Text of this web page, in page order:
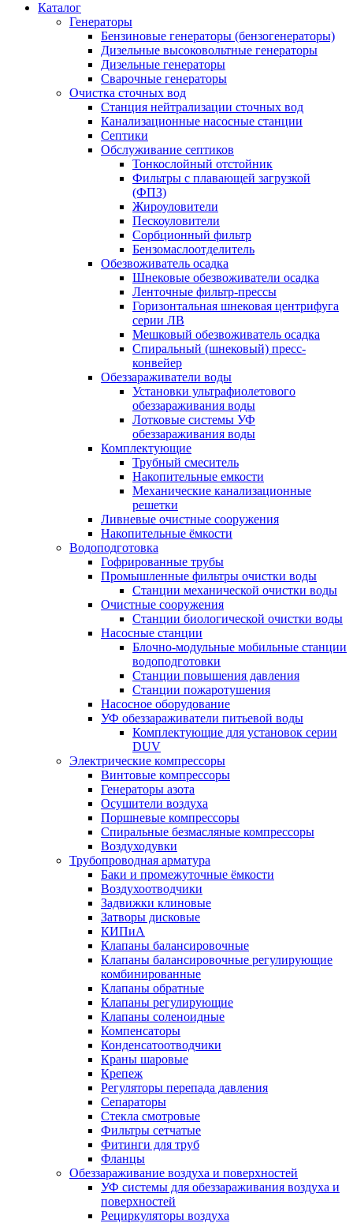
Каталог
Генераторы
Бензиновые генераторы (бензогенераторы)
Дизельные высоковольтные генераторы
Дизельные генераторы
Сварочные генераторы
Очистка сточных вод
Станция нейтрализации сточных вод
Канализационные насосные станции
Септики
Обслуживание септиков
Тонкослойный отстойник
Фильтры с плавающей загрузкой
(ФПЗ)
Жироуловители
Пескоуловители
Сорбционный фильтр
Бензомаслоотделитель
Обезвоживатель осадка
Шнековые обезвоживатели осадка
Ленточные фильтр-прессы
Горизонтальная шнековая центрифуга
серии ЛВ
Мешковый обезвоживатель осадка
Спиральный (шнековый) пресс-
конвейер
Обеззараживатели воды
Установки ультрафиолетового
обеззараживания воды
Лотковые системы УФ
обеззараживания воды
Комплектующие
Трубный смеситель
Накопительные емкости
Механические канализационные
решетки
Ливневые очистные сооружения
Накопительные ёмкости
Водоподготовка
Гофрированные трубы
Промышленные фильтры очистки воды
Станции механической очистки воды
Очистные сооружения
Станции биологической очистки воды
Насосные станции
Блочно-модульные мобильные станции
водоподготовки
Станции повышения давления
Станции пожаротушения
Насосное оборудование
УФ обеззараживатели питьевой воды
Комплектующие для установок серии
DUV
Электрические компрессоры
Винтовые компрессоры
Генераторы азота
Осушители воздуха
Поршневые компрессоры
Спиральные безмасляные компрессоры
Воздуходувки
Трубопроводная арматура
Баки и промежуточные ёмкости
Воздухоотводчики
Задвижки клиновые
Затворы дисковые
КИПиА
Клапаны балансировочные
Клапаны балансировочные регулирующие
комбинированные
Клапаны обратные
Клапаны регулирующие
Клапаны соленоидные
Компенсаторы
Конденсатоотводчики
Краны шаровые
Крепеж
Регуляторы перепада давления
Сепараторы
Стекла смотровые
Фильтры сетчатые
Фитинги для труб
Фланцы
Обеззараживание воздуха и поверхностей
УФ системы для обеззараживания воздуха и
поверхностей
Рециркуляторы воздуха